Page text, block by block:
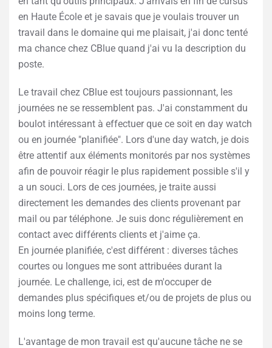
en Haute École et je savais que je voulais trouver un
travail dans le domaine qui me plaisait, j'ai donc tenté
ma chance chez CBlue quand j'ai vu la description du
poste.
Le travail chez CBlue est toujours passionnant, les
journées ne se ressemblent pas. J'ai constamment du
boulot intéressant à effectuer que ce soit en day watch
ou en journée "planifiée". Lors d'une day watch, je dois
être attentif aux éléments monitorés par nos systèmes
afin de pouvoir réagir le plus rapidement possible s'il y
a un souci. Lors de ces journées, je traite aussi
directement les demandes des clients provenant par
mail ou par téléphone. Je suis donc régulièrement en
contact avec différents clients et j'aime ça.
En journée planifiée, c'est différent : diverses tâches
courtes ou longues me sont attribuées durant la
journée. Le challenge, ici, est de m'occuper de
demandes plus spécifiques et/ou de projets de plus ou
moins long terme.
L'avantage de mon travail est qu'aucune tâche ne se